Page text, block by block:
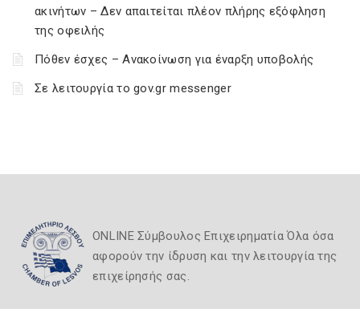
ακινήτων – Δεν απαιτείται πλέον πλήρης εξόφληση
της οφειλής
Πόθεν έσχες – Ανακοίνωση για έναρξη υποβολής
Σε λειτουργία το gov.gr messenger
ONLINE Σύμβουλος Επιχειρηματία Όλα όσα
αφορούν την ίδρυση και την λειτουργία της
επιχείρησής σας.